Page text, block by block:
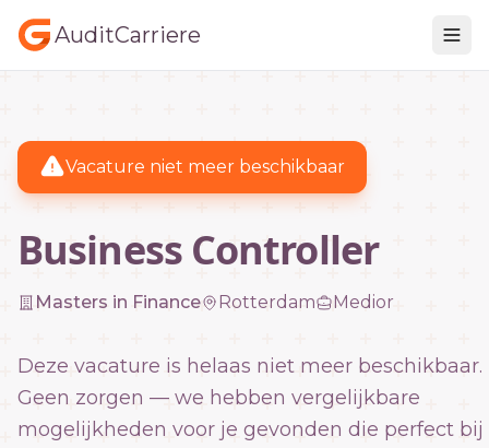
AuditCarriere
Vacature niet meer beschikbaar
Business Controller
Masters in Finance Rotterdam Medior
Deze vacature is helaas niet meer beschikbaar.
Geen zorgen — we hebben vergelijkbare
mogelijkheden voor je gevonden die perfect bij